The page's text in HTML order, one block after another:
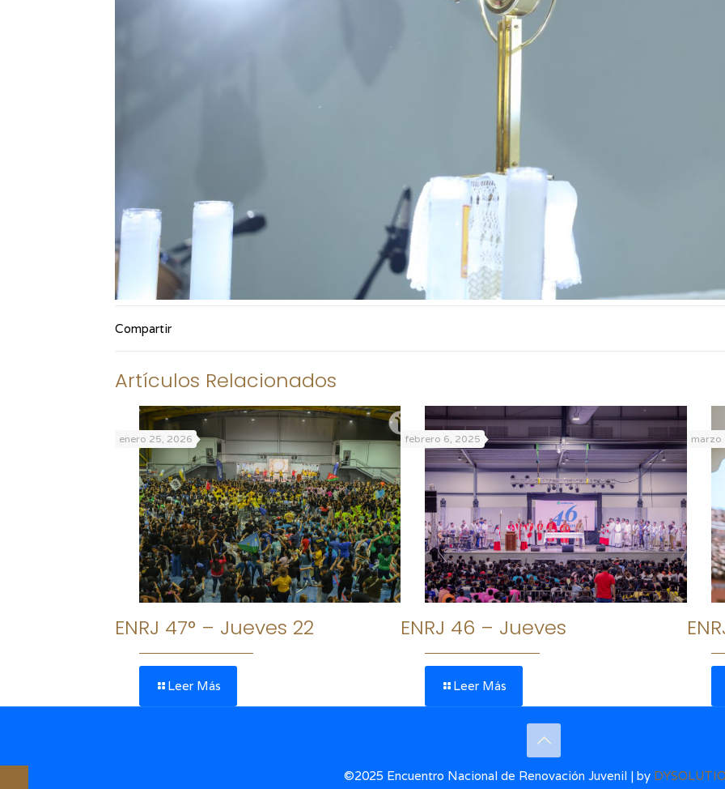
Compartir
Artículos Relacionados
enero 25, 2026
ENRJ 47° – Jueves 22
Leer Más
febrero 6, 2025
ENRJ 46 – Jueves
Leer Más
marzo
©2025 Encuentro Nacional de Renovación Juvenil | by